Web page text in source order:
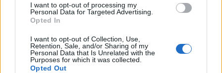
I want to opt-out of processing my
Personal Data for Targeted Advertising.
Opted In
I want to opt-out of Collection, Use,
Retention, Sale, and/or Sharing of my
Personal Data that Is Unrelated with the
Purposes for which it was collected.
Opted Out